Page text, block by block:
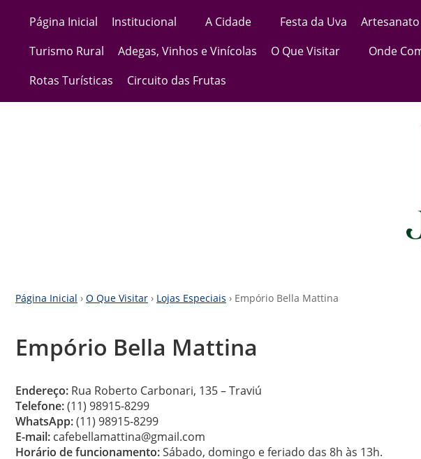
Página Inicial Institucional A Cidade Festa da Uva Artesanato
Turismo Rural
Adegas, Vinhos e Vinícolas O Que Visitar Onde
Rotas Turísticas
Circuito das Frutas
Página Inicial › O Que Visitar › Lojas Especiais › Empório Bella Mattina
Empório Bella Mattina
Endereço: Rua Roberto Carbonari, 135 – Traviú
Telefone:(11) 98915-8299
WhatsApp:(11) 98915-8299
E-mail: cafebellamattina@gmail.com
Horário de funcionamento:Sábado, domingo e feriado das 8h às 13h.